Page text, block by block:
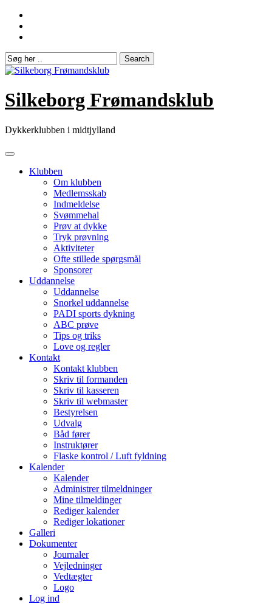
Skip
content
Silkeborg Frømandsklub
Dykkerklubben i midtjylland
Klubben
Om klubben
Medlemsskab
Indmeldelse
Svømmehal
Prøv at dykke
Tryk prøvning
Aktiviteter
Ofte stillede spørgsmål
Sponsorer
Uddannelse
Uddannelse
Snorkel uddannelse
PADI sports dykning
ABC prøve
Tips og triks
Love og regler
Kontakt
Kontakt klubben
Skriv til formanden
Skriv til kasseren
Skriv til webmaster
Bestyrelsen
Udvalg
Båd fører
Instruktører
Flaske kontrol / Luft fyldning
Kalender
Kalender
Administrer tilmeldninger
Mine tilmeldinger
Rediger kalender
Rediger lokationer
Galleri
Dokumenter
Journaler
Vejledninger
Vedtægter
Logo
Log ind